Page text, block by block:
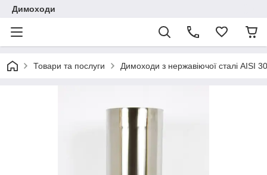
Димоходи
Товари та послуги Димоходи з нержавіючої сталі